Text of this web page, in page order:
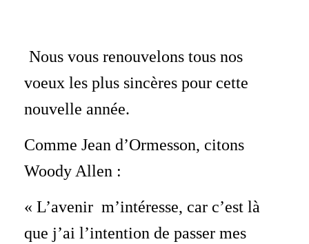
Nous vous renouvelons tous nos
voeux les plus sincères pour cette
nouvelle année.
Comme Jean d’Ormesson, citons
Woody Allen :
« L’avenir m’intéresse, car c’est là
que j’ai l’intention de passer mes